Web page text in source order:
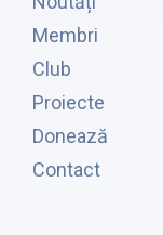
Membri
Club
Proiecte
Donează
Contact